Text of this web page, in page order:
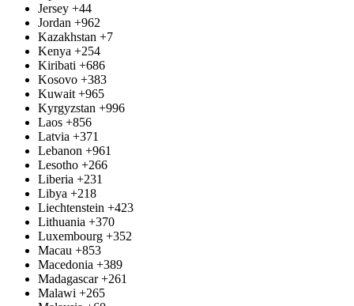
Jersey +44
Jordan +962
Kazakhstan +7
Kenya +254
Kiribati +686
Kosovo +383
Kuwait +965
Kyrgyzstan +996
Laos +856
Latvia +371
Lebanon +961
Lesotho +266
Liberia +231
Libya +218
Liechtenstein +423
Lithuania +370
Luxembourg +352
Macau +853
Macedonia +389
Madagascar +261
Malawi +265